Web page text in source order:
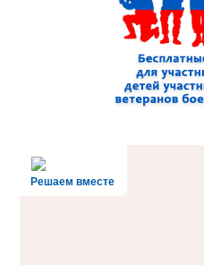
Решаем вместе